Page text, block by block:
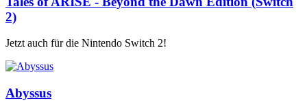
2)
Jetzt auch für die Nintendo Switch 2!
Abyssus